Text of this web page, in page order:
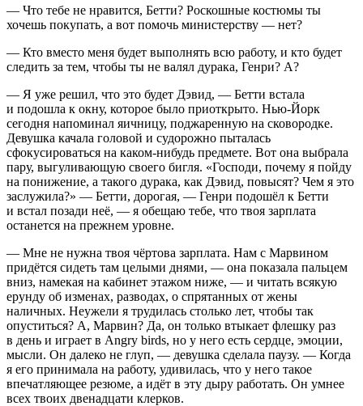
— Что тебе не нравится, Бетти? Роскошные костюмы ты
хочешь покупать, а вот помочь министерству — нет?
— Кто вместо меня будет выполнять всю работу, и кто будет
следить за тем, чтобы ты не валял дурака, Генри? А?
— Я уже решил, что это будет Дэвид, — Бетти встала
и подошла к окну, которое было приоткрыто. Нью-Йорк
сегодня напоминал яичницу, поджаренную на сковородке.
Девушка качала головой и судорожно пыталась
сфокусироваться на каком-нибудь предмете. Вот она выбрала
пару, выгуливающую своего бигля. «Господи, почему я пойду
на понижение, а такого дурака, как Дэвид, повысят? Чем я это
заслужила?» — Бетти, дорогая, — Генри подошёл к Бетти
и встал позади неё, — я обещаю тебе, что твоя зарплата
останется на прежнем уровне.
— Мне не нужна твоя чёртова зарплата. Нам с Марвином
придётся сидеть там целыми днями, — она показала пальцем
вниз, намекая на кабинет этажом ниже, — и читать всякую
ерунду об изменах, разводах, о спрятанных от жены
наличных. Неужели я трудилась столько лет, чтобы так
опуститься? А, Марвин? Да, он только втыкает флешку раз
в день и играет в Angry birds, но у него есть сердце, эмоции,
мысли. Он далеко не глуп, — девушка сделала паузу. — Когда
я его принимала на работу, удивилась, что у него такое
впечатляющее резюме, а идёт в эту дыру работать. Он умнее
всех твоих двенадцати клерков.